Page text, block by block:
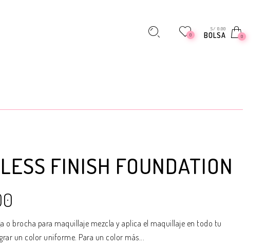
0
S/ 0.00
BOLSA 0
FINISH FOUNDATION
o brocha para maquillaje mezcla y aplica el maquillaje en todo tu
un color uniforme. Para un color más...